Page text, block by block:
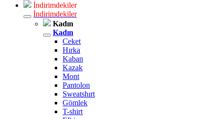
İndirimdekiler
İndirimdekiler
Kadın
Kadın
Ceket
Hırka
Kaban
Kazak
Mont
Pantolon
Sweatshırt
Gömlek
T-shirt